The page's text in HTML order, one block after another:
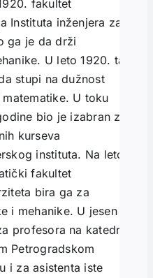
fakultet
Instituta inženjera za
ga je da drži
U leto 1920. taj
stupi na dužnost
U toku
bio je izabran za
kurseva
instituta. Na leto
fakultet
bira ga za
i mehanike. U jesen
profesora na katedri
Petrogradskom
i za asistenta iste